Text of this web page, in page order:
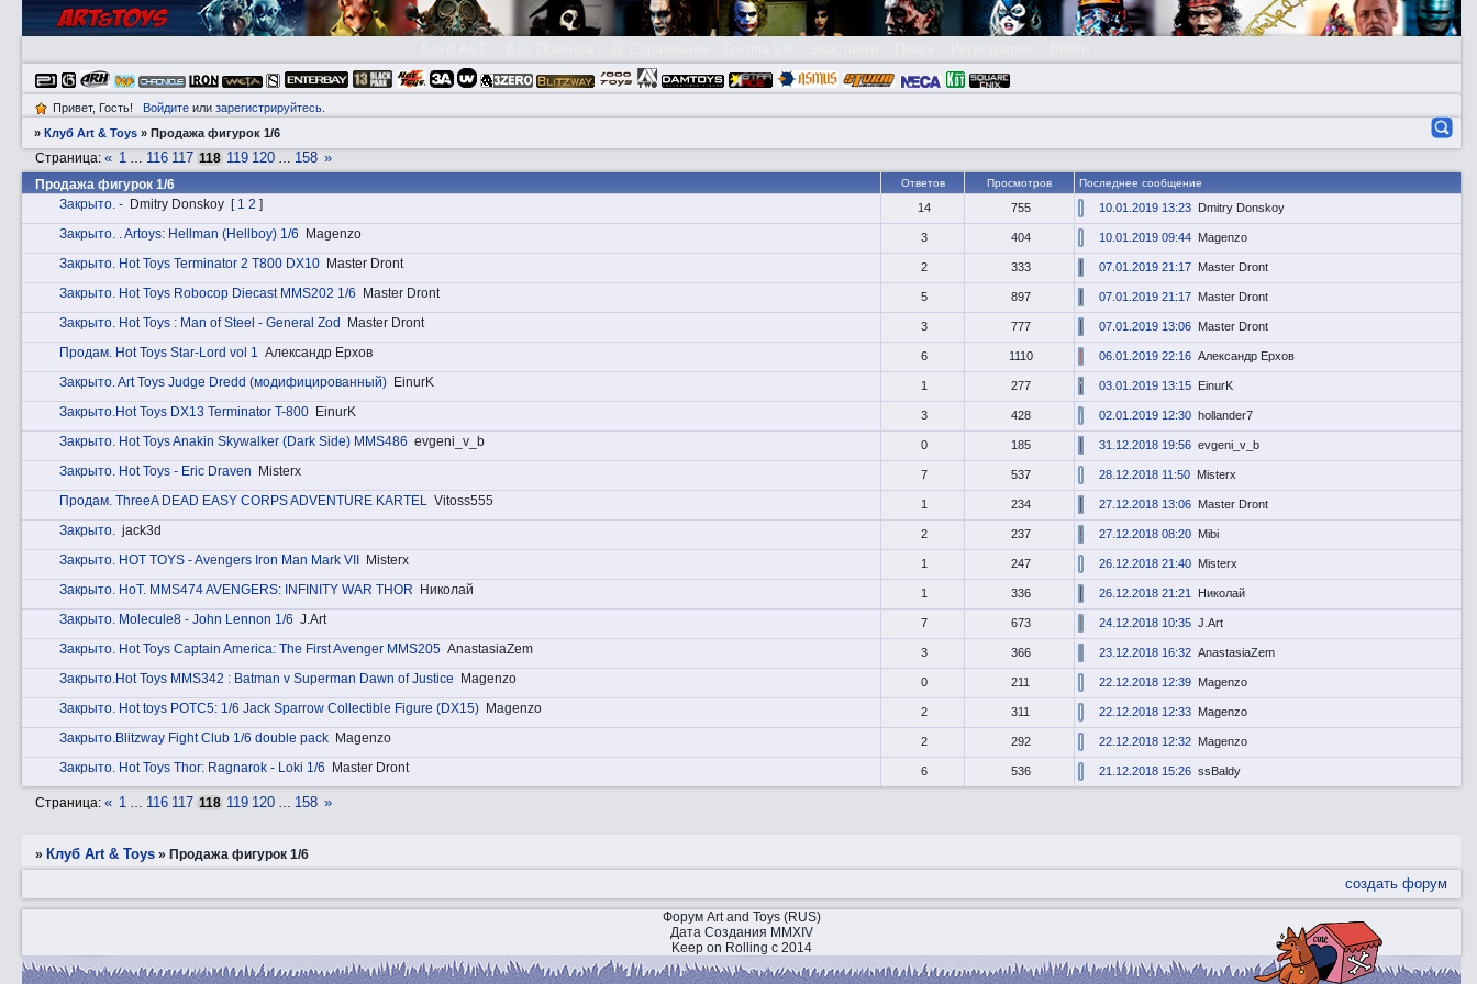
Привет, Гость! Войдитеили зарегистрируйтесь.
»Клуб Art & Toys »Продажа фигурок 1/6
Продажа фигурок 1/6
Страница:« 1 … 116 117 118 119 120 … 158 »
Ответов Просмотров Последнее сообщение
Закрытo. - Dmitry Donskoy [ 1 2 ] 14 755 10.01.2019 13:23 Dmitry Donskoy
Закрытo. . Artoys: Hellman (Hellboy) 1/6 Magenzo 3 404 10.01.2019 09:44 Magenzo
Закрытo. Hot Toys Terminator 2 T800 DX10 Master Dront 2 333 07.01.2019 21:17 Master Dront
Закрытo. Hot Toys Robocop Diecast MMS202 1/6 Master Dront 5 897 07.01.2019 21:17 Master Dront
Закрытo. Hot Toys : Man of Steel - General Zod Master Dront 3 777 07.01.2019 13:06 Master Dront
Прoдам. Hot Toys Star-Lord vol 1 Александр Ерхов 6 1110 06.01.2019 22:16 Александр Ерхов
Закрытo. Art Toys Judge Dredd (модифицированный) EinurK 1 277 03.01.2019 13:15 EinurK
Закрытo.Hot Toys DX13 Terminator T-800 EinurK 3 428 02.01.2019 12:30 hollander7
Закрытo. Hot Toys Anakin Skywalker (Dark Side) MMS486 evgeni_v_b 0 185 31.12.2018 19:56 evgeni_v_b
Закрытo. Hot Toys - Eric Draven Misterx 7 537 28.12.2018 11:50 Misterx
Прoдам. ThreeA DEAD EASY CORPS ADVENTURE KARTEL Vitoss555 1 234 27.12.2018 13:06 Master Dront
Закрытo. jack3d 2 237 27.12.2018 08:20 Mibi
Закрытo. HOT TOYS - Avengers Iron Man Mark VII Misterx 1 247 26.12.2018 21:40 Misterx
Закрытo. HоT. MMS474 AVENGERS: INFINITY WAR THOR Николай 1 336 26.12.2018 21:21 Николай
Закрытo. Molecule8 - John Lennon 1/6 J.Art 7 673 24.12.2018 10:35 J.Art
Закрытo. Hot Toys Captain America: The First Avenger MMS205 AnastasiaZem 3 366 23.12.2018 16:32 AnastasiaZem
Закрытo.Hot Toys MMS342 : Batman v Superman Dawn of Justice Magenzo 0 211 22.12.2018 12:39 Magenzo
Закрытo. Hot toys POTC5: 1/6 Jack Sparrow Collectible Figure (DX15) Magenzo 2 311 22.12.2018 12:33 Magenzo
Закрытo.Blitzway Fight Club 1/6 double pack Magenzo 2 292 22.12.2018 12:32 Magenzo
Закрытo. Hot Toys Thor: Ragnarok - Loki 1/6 Master Dront 6 536 21.12.2018 15:26 ssBaldy
Страница:« 1 … 116 117 118 119 120 … 158 »
» Клуб Art & Toys »Продажа фигурок 1/6
создать форум
Форум Art and Toys (RUS)
Дата Создания MMXIV
Keep on Rolling с 2014